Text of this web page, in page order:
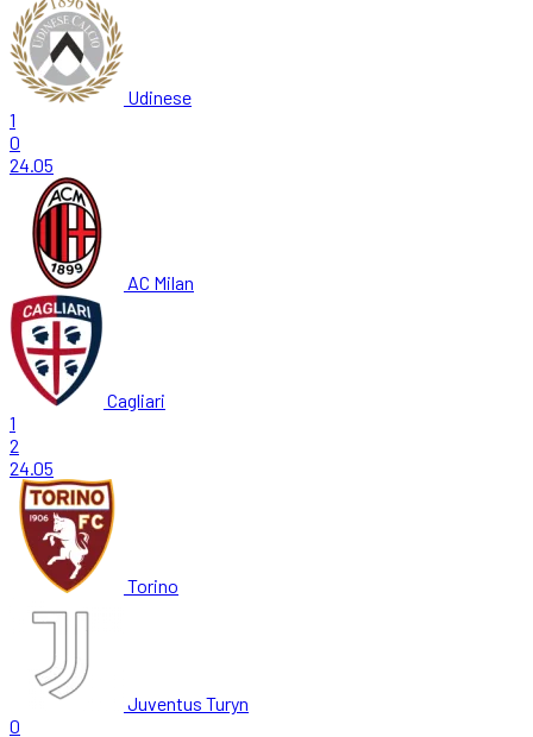
Udinese
1
0
24.05
AC Milan
Cagliari
1
2
24.05
Torino
Juventus Turyn
0